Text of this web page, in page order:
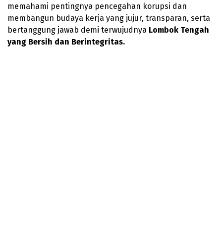
memahami pentingnya pencegahan korupsi dan
membangun budaya kerja yang jujur, transparan, serta
bertanggung jawab demi terwujudnya Lombok Tengah
yang Bersih dan Berintegritas.